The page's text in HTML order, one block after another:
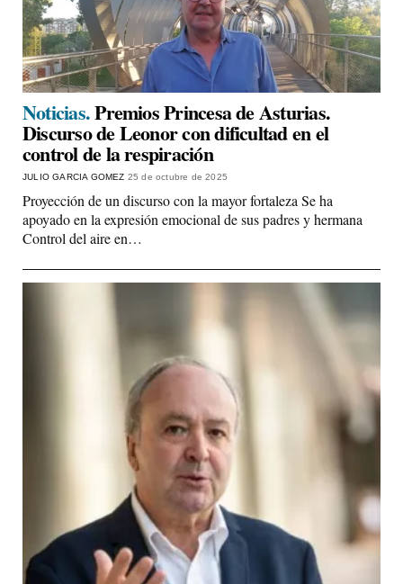
Noticias.Premios Princesa de Asturias.
Discurso de Leonor con dificultad en el
control de la respiración
JULIO GARCIA GOMEZ 25 de octubre de 2025
Proyección de un discurso con la mayor fortaleza Se ha
apoyado en la expresión emocional de sus padres y hermana
Control del aire en…